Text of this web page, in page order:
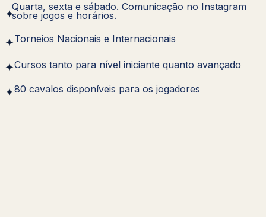
Quarta, sexta e sábado. Comunicação no Instagram
sobre jogos e horários.
Torneios Nacionais e Internacionais
Cursos tanto para nível iniciante quanto avançado
80 cavalos disponíveis para os jogadores